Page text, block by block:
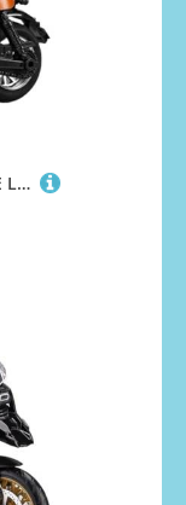
RHUIMEI for 1/12 Kleine AFFE Legierung Motorrad Modell Lenkung Multi-Funktion Kinder Metall Spielzeug Sammlung Ornamente Exquisite(White)